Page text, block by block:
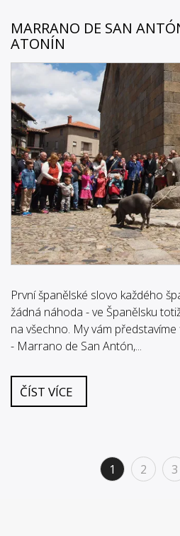
MARRANO DE SAN
ATONÍN
První španělské slovo každého
žádná náhoda - ve Španělsku
na všechno. My vám
- Marrano de San Antón,...
ČÍST VÍCE
1 2 3